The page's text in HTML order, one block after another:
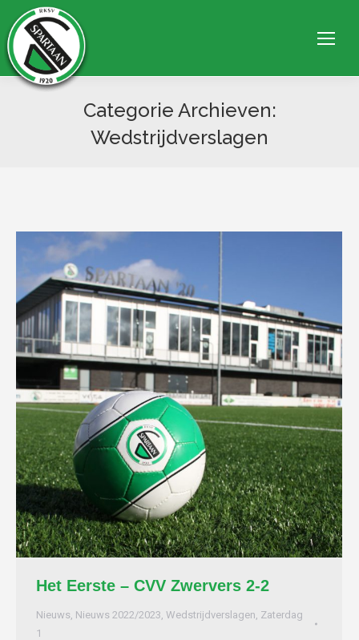
Categorie Archieven:
Wedstrijdverslagen
Het Eerste – CVV Zwervers 2-2
Nieuws, Nieuws 2022/2023, Wedstrijdverslagen, Zaterdag
1